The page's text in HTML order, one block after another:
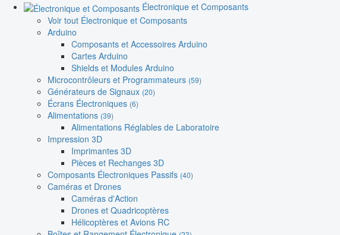
Électronique et Composants
Voir tout Électronique et Composants
Arduino
Composants et Accessoires Arduino
Cartes Arduino
Shields et Modules Arduino
Microcontrôleurs et Programmateurs (59)
Générateurs de Signaux (20)
Écrans Électroniques (6)
Alimentations (39)
Alimentations Réglables de Laboratoire
Impression 3D
Imprimantes 3D
Pièces et Rechanges 3D
Composants Électroniques Passifs (40)
Caméras et Drones
Caméras d'Action
Drones et Quadricoptères
Hélicoptères et Avions RC